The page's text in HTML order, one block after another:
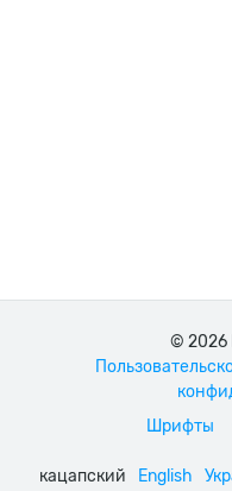
© 2026
Шрифты
кацапский English